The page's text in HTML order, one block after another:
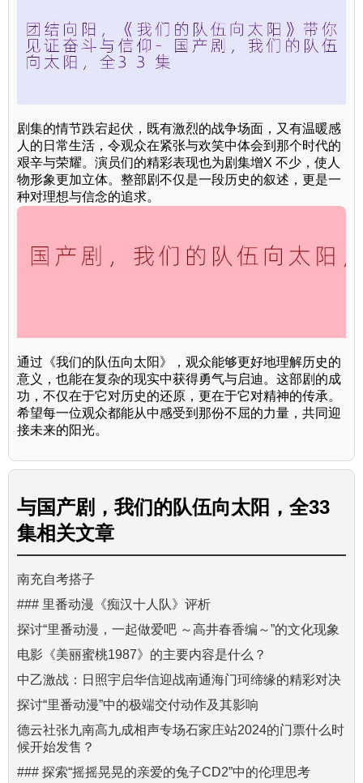
剧集的情节跌宕起伏，既有激烈的战争场面，又有温暖感
人的日常生活，令观众在紧张与欢笑中体会到那个时代的
艰辛与荣耀。演员们的精彩表现也为剧集增X 不少，使人
物形象更加立体。整部剧不仅是一段历史的叙述，更是一
种对理想与信念的追求。
通过《我们的队伍向太阳》，观众能够更好地理解历史的
意义，也能在复杂的现实中获得勇气与启迪。这部剧的成
功，不仅在于它对历史的还原，更在于它对精神的传承。
希望每一位观众都能从中感受到那份不屈的力量，共同迎
接未来的阳光。
与国产剧，我们的队伍向太阳，全33
集相关文章
南充自考搭子
### 里番动漫《痴汉十人队》评析
探讨“里番动漫，一起做爱吧 ～高井春香编～”的文化现象
电影《美丽蜜桃1987》的主要内容是什么？
中乙激战：日照宇启华信迎战南通海门珂缔缘的精彩对决
探讨“里番动漫”中的极端交付动作及其影响
德云社张九南高九成相声专场石家庄站2024的门票什么时
候开始发售？
### 探索“摇摇晃晃的亲爱的兔子CD2”中的伦理思考